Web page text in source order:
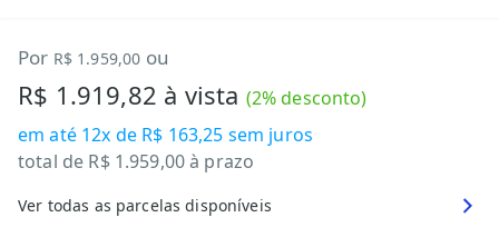
Por R$ 1.959,00 ou
R$ 1.919,82 à vista (2% desconto)
em até 12x de R$ 163,25 sem juros
total de R$ 1.959,00à prazo
Ver todas as parcelas disponíveis